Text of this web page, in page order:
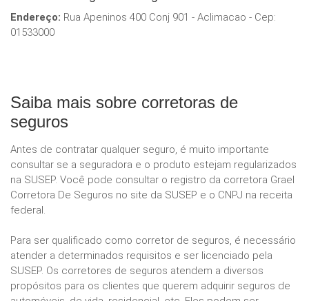
Endereço: Rua Apeninos 400 Conj 901 - Aclimacao - Cep:
01533000
Saiba mais sobre corretoras de
seguros
Antes de contratar qualquer seguro, é muito importante
consultar se a seguradora e o produto estejam regularizados
na SUSEP. Você pode consultar o registro da corretora Grael
Corretora De Seguros no site da SUSEP e o CNPJ na receita
federal.
Para ser qualificado como corretor de seguros, é necessário
atender a determinados requisitos e ser licenciado pela
SUSEP. Os corretores de seguros atendem a diversos
propósitos para os clientes que querem adquirir seguros de